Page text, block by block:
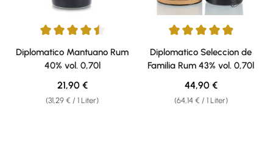
Durchschnittliche Bewertung von 4.38 von 5 Sternen
Diplomatico Mantuano Rum
40% vol. 0,70l
(31,29 € / 1 Liter)
Regulärer Preis:
21,90 €
Durchschnittliche Bewertung
Diplomatico Seleccion de
Familia Rum 43% vol. 0,70l
(64,14 € / 1 Liter)
Regulärer Preis:
44,90 €